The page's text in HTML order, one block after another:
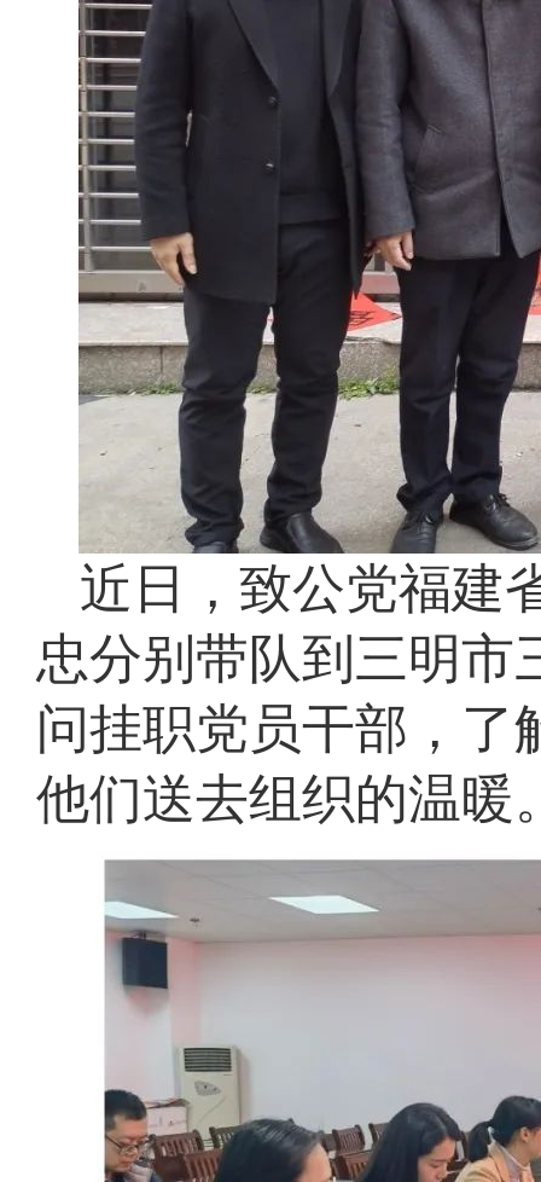
近日，致公党福建
忠分别带队到三明市
问挂职党员干部，了
他们送去组织的温暖